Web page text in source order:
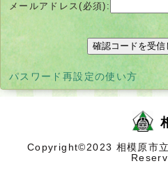
メールアドレス(必須):
パスワード再設定の使い方別
ウ
ィ
ド
ウ
で
開
く
Copyright©2023 相模原市